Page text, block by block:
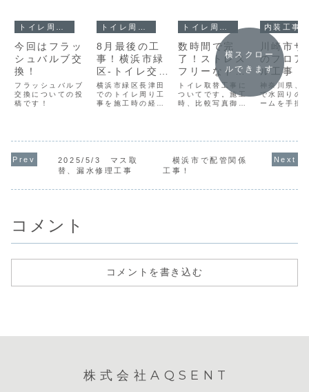
今回はフラッ
シュバルブ交
換！
フラッシュバルブ
交換についての投
稿です！
8月最後の工
事！横浜市緑
区-トイレ交
換！
横浜市緑区長津田
でのトイレ周り工
事を施工時の経緯
数時間で完
了！ストレス
フリーなトイ
レ交換の記録
トイレ取替工事に
ついてです。施工
時、比較写真御座
内装工事
川崎市
のフロア
ル工事
神奈川県、
で水回りの
ームを手掛
応。お気軽
横スクロー
ルできます
2025/5/3 マス取
替、漏水修理工事
横浜市で配管関係
工事！
コメント
コメントを書き込む
株式会社AQSENT